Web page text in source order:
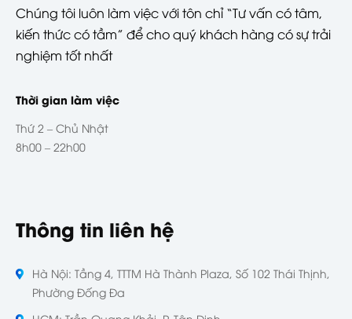
Chúng tôi luôn làm việc với tôn chỉ “Tư vấn có tâm,
kiến thức có tầm” để cho quý khách hàng có sự trải
nghiệm tốt nhất
Thời gian làm việc
Thứ 2 – Chủ Nhật
8h00 – 22h00
Thông tin liên hệ
Hà Nội: Tầng 4, TTTM Hà Thành Plaza, Số 102 Thái Thịnh,
Phường Đống Đa